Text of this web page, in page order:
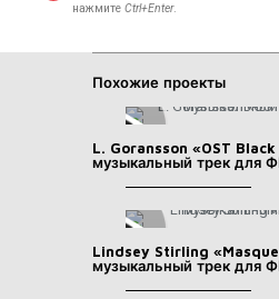
нажмите Ctrl+Enter.
Похожие проекты
L. Goransson «OST
музыкальный трек для
Lindsey Stirling
музыкальный трек для